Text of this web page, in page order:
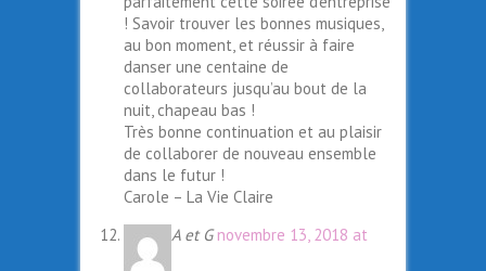
! Savoir trouver les bonnes musiques,
au bon moment, et réussir à faire
danser une centaine de
collaborateurs jusqu’au bout de la
nuit, chapeau bas !
Très bonne continuation et au plaisir
de collaborer de nouveau ensemble
dans le futur !
Carole – La Vie Claire
A et Gnovembre 13, 2018 at